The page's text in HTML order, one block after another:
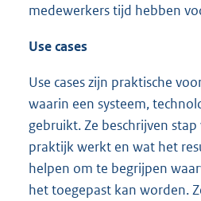
medewerkers tijd hebben
Usecases
Use cases zijn praktische
waarin een systeem,
gebruikt. Ze beschrijven
praktijk werkt en wat het
helpen om te begrijpen
het toegepast kan worden.